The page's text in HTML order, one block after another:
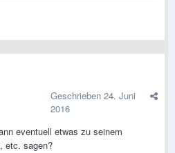
Geschrieben 24. Juni
2016
eventuell etwas zu seinem
etc. sagen?